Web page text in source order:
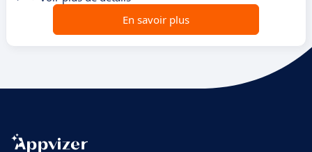
En savoir plus